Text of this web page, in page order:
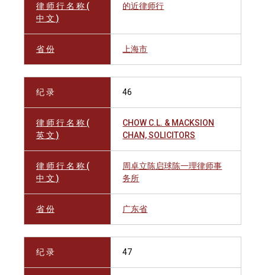
律 师 行 名 称 (
中 文 )
的近律师行
省 份 上海市
纪 录 46
律 师 行 名 称 (
英 文 )
CHOW C.L. & MACKSION
CHAN, SOLICITORS
律 师 行 名 称 (
中 文 )
周卓立陈启球陈一理律师事
务所
省 份 广东省
纪 录 47